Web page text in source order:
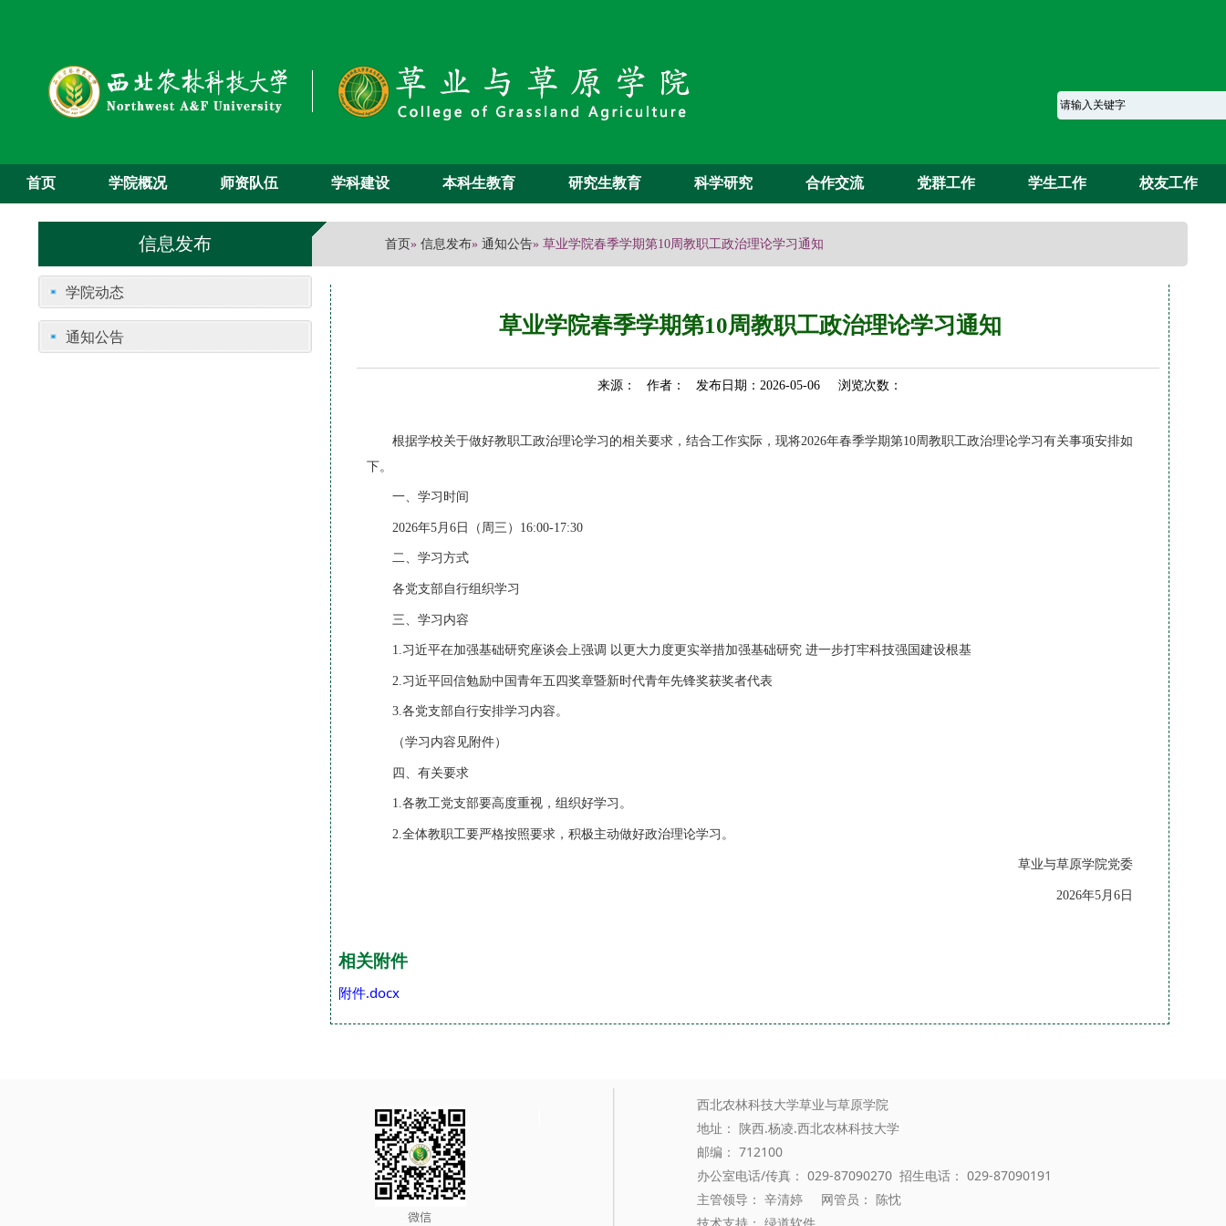
首页 学院概况 师资队伍 学科建设 本科生教育 研究生教育 科学研究 合作交流 党群工作 学生工作 校友工作
信息发布 首页» 信息发布» 通知公告» 草业学院春季学期第10周教职工政治理论学习通知
学院动态
通知公告 草业学院春季学期第10周教职工政治理论学习通知
来源： 作者： 发布日期：2026-05-06 浏览次数：
根据学校关于做好教职工政治理论学习的相关要求，结合工作实际，现将2026年春季学期第10周教职工政治理论学习有关事项安排如
下。
一、学习时间
2026年5月6日（周三）16:00-17:30
二、学习方式
各党支部自行组织学习
三、学习内容
1.习近平在加强基础研究座谈会上强调 以更大力度更实举措加强基础研究 进一步打牢科技强国建设根基
2.习近平回信勉励中国青年五四奖章暨新时代青年先锋奖获奖者代表
3.各党支部自行安排学习内容。
（学习内容见附件）
四、有关要求
1.各教工党支部要高度重视，组织好学习。
2.全体教职工要严格按照要求，积极主动做好政治理论学习。
草业与草原学院党委
2026年5月6日
相关附件
附件.docx
西北农林科技大学草业与草原学院
地址： 陕西.杨凌.西北农林科技大学
邮编： 712100
办公室电话/传真： 029-87090270 招生电话： 029-87090191
主管领导： 辛清婷 网管员： 陈忱
技术支持： 绿道软件